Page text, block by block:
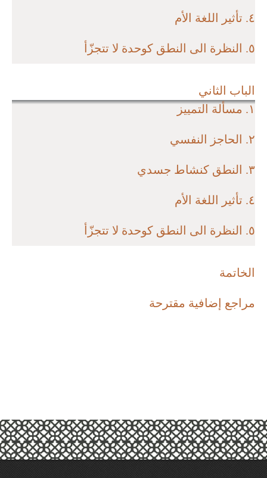
٤. تأثير اللغة الأم
٥. النظرة الى النطق كوحدة لا تتجزّأ
الباب الثاني
١. مسألة التمييز
٢. الحاجز النفسي
٣. النطق كنشاط جسدي
٤. تأثير اللغة الأم
٥. النظرة الى النطق كوحدة لا تتجزّأ
الخاتمة
مراجع إضافية مقترحة